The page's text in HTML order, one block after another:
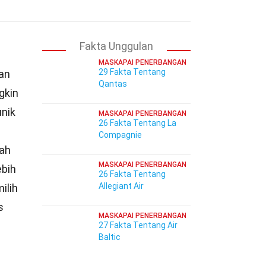
Fakta Unggulan
MASKAPAI PENERBANGAN
29 Fakta Tentang
Qantas
MASKAPAI PENERBANGAN
26 Fakta Tentang La
Compagnie
MASKAPAI PENERBANGAN
26 Fakta Tentang
Allegiant Air
MASKAPAI PENERBANGAN
27 Fakta Tentang Air
Baltic